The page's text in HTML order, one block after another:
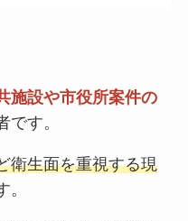
施設や市役所案件の
す。
衛生面を重視する現